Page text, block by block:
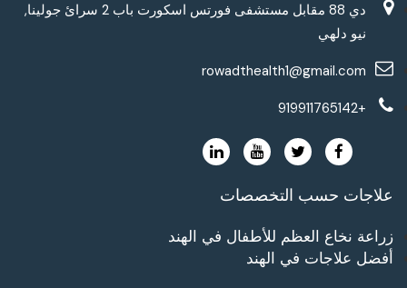
دي 88 مقابل مستشفى فورتس اسكورت باب 2 سرائ جولينا,
نيو دلهي
rowadthealth1@gmail.com
+919911765142
علاجات حسب التخصصات
زراعة نخاع العظم للأطفال في الهند
أفضل علاجات في الهند